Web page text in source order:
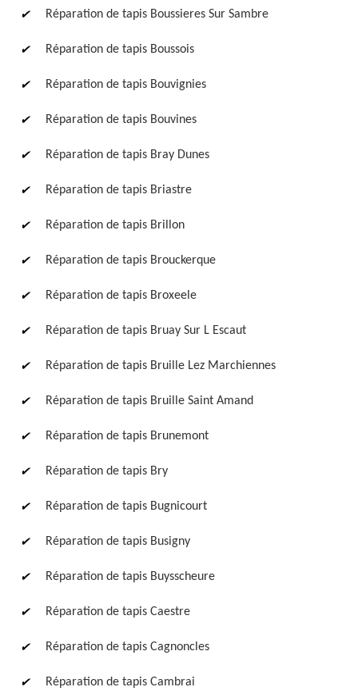
Réparation de tapis Boussieres Sur Sambre
Réparation de tapis Boussois
Réparation de tapis Bouvignies
Réparation de tapis Bouvines
Réparation de tapis Bray Dunes
Réparation de tapis Briastre
Réparation de tapis Brillon
Réparation de tapis Brouckerque
Réparation de tapis Broxeele
Réparation de tapis Bruay Sur L Escaut
Réparation de tapis Bruille Lez Marchiennes
Réparation de tapis Bruille Saint Amand
Réparation de tapis Brunemont
Réparation de tapis Bry
Réparation de tapis Bugnicourt
Réparation de tapis Busigny
Réparation de tapis Buysscheure
Réparation de tapis Caestre
Réparation de tapis Cagnoncles
Réparation de tapis Cambrai